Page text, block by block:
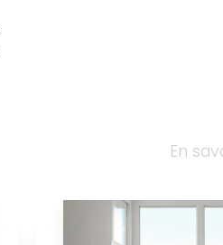
En